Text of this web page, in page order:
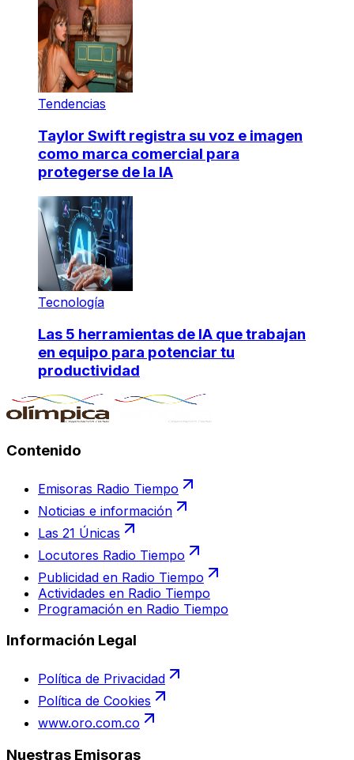
Tendencias
Taylor Swift registra su voz e imagen
como marca comercial para
protegerse de la IA
Tecnología
Las 5 herramientas de IA que trabajan
en equipo para potenciar tu
productividad
Contenido
Emisoras Radio Tiempo
Noticias e información
Las 21 Únicas
Locutores Radio Tiempo
Publicidad en Radio Tiempo
Actividades en Radio Tiempo
Programación en Radio Tiempo
Información Legal
Política de Privacidad
Política de Cookies
www.oro.com.co
Nuestras Emisoras